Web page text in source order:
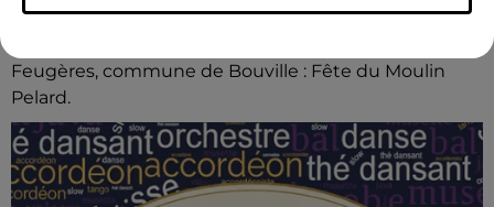
BOUVILLE - FÊTE DU MOULIN PELARD
Feugères, commune de Bouville : Fête du Moulin
Pelard.